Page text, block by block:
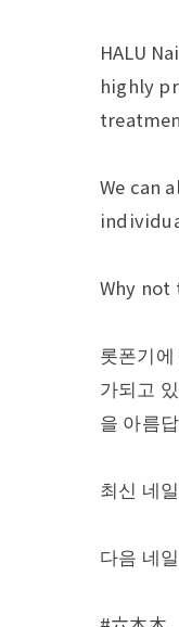
HALU
highly
We can
Why not
롯폰기
가되고
을 아름
최신 네
다음 네